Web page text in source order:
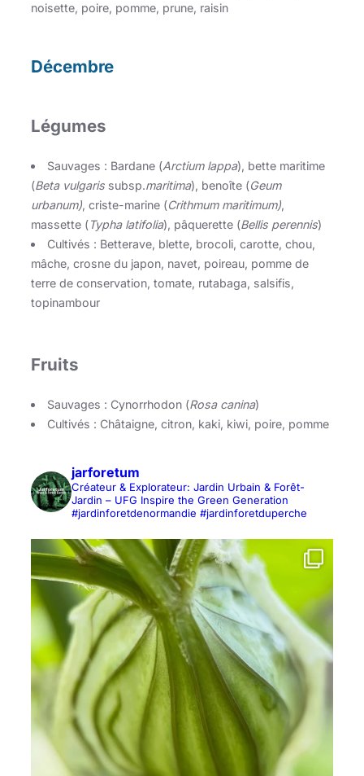
noisette, poire, pomme, prune, raisin
Décembre
Légumes
Sauvages : Bardane (Arctium lappa), bette maritime
(Beta vulgaris subsp.maritima), benoîte (Geum
urbanum), criste-marine (Crithmum maritimum),
massette (Typha latifolia), pâquerette (Bellis perennis)
Cultivés : Betterave, blette, brocoli, carotte, chou,
mâche, crosne du japon, navet, poireau, pomme de
terre de conservation, tomate, rutabaga, salsifis,
topinambour
Fruits
Sauvages : Cynorrhodon (Rosa canina)
Cultivés : Châtaigne, citron, kaki, kiwi, poire, pomme
jarforetum
Créateur & Explorateur: Jardin Urbain & Forêt-
Jardin – UFG Inspire the Green Generation
#jardinforetdenormandie #jardinforetduperche